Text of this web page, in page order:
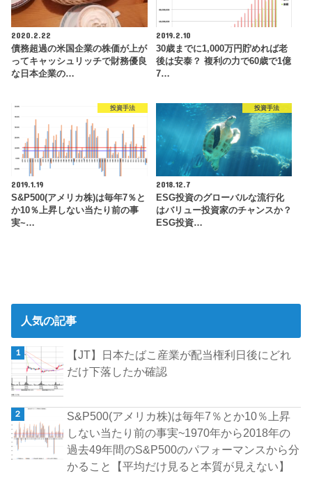
2020.2.22
債務超過の米国企業の株価が上が
ってキャッシュリッチで財務優良
な日本企業の…
2019.2.10
30歳までに1,000万円貯めれば老
後は安泰？ 複利の力で60歳で1億
7…
投資手法
2019.1.19
S&P500(アメリカ株)は毎年7％と
か10％上昇しない当たり前の事
実~…
投資手法
2018.12.7
ESG投資のグローバルな流行化
はバリュー投資家のチャンスか？
ESG投資…
人気の記事
【JT】日本たばこ産業が配当権利日後にどれ
だけ下落したか確認
S&P500(アメリカ株)は毎年7％とか10％上昇
しない当たり前の事実~1970年から2018年の
過去49年間のS&P500のパフォーマンスから分
かること【平均だけ見ると本質が見えない】